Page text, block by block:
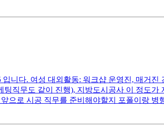
니다. 여성 대외활동: 워크샵 운영진, 매거
직무도 같이 진행), 지방도시공사 이 정도
으로 시공 직무를 준비해야할지 포폴이랑